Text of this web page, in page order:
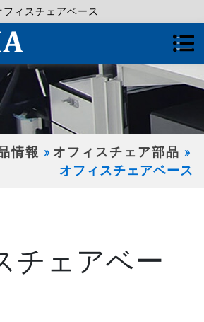
フィスチェアベース
情報
オフィスチェア部品
オフィスチェアベース
チェアベー